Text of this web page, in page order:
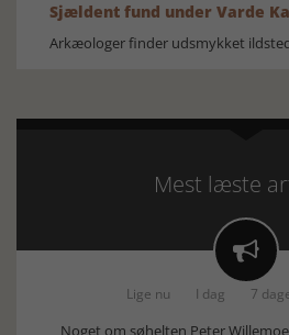
Sjældent fund under Varde
Arkæologer finder udsmykket
Mest læste

Lige nu I dag 7
Noget om søhelten Peter